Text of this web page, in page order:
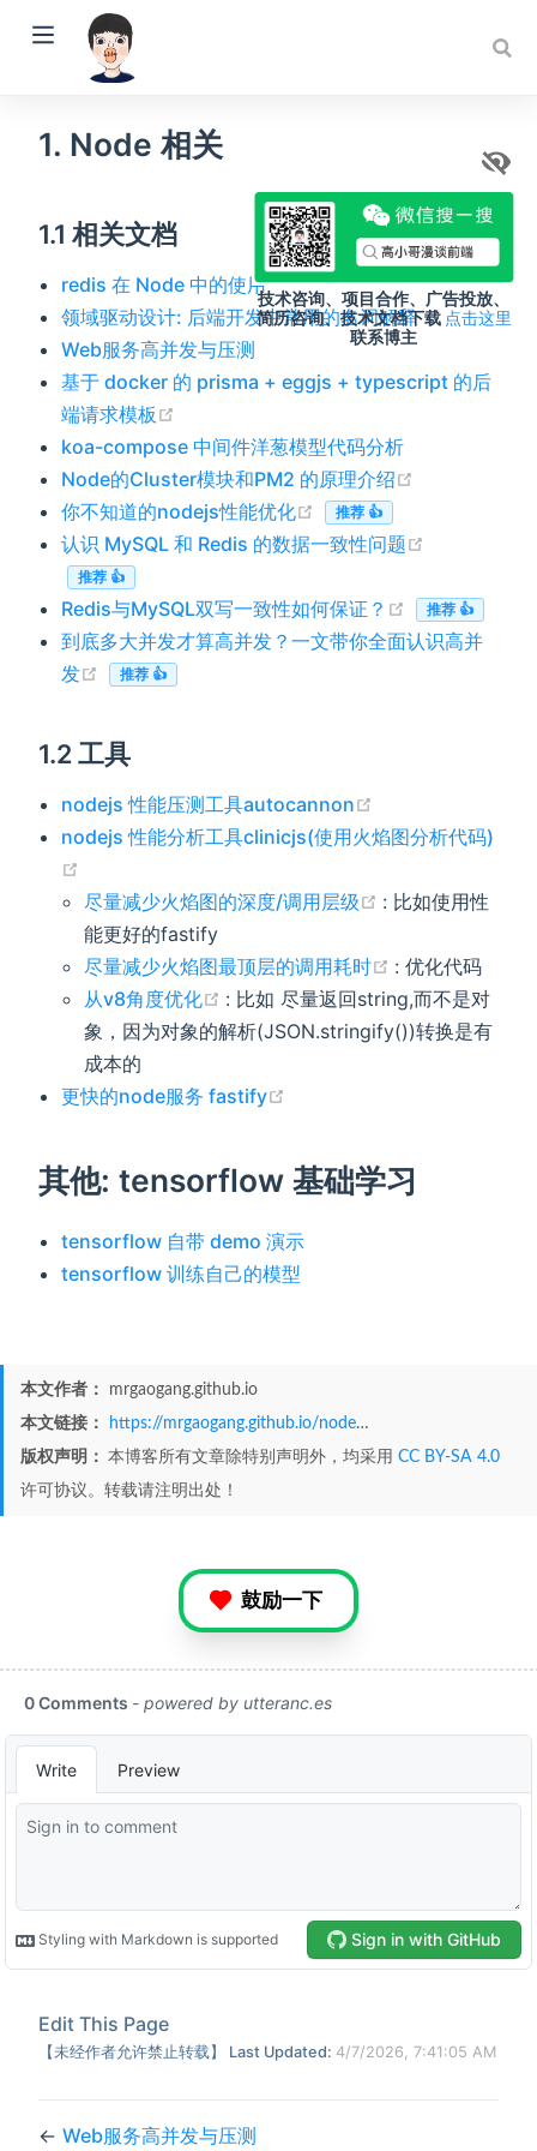
技术咨询、项目合作、广告投放、
简历咨询、技术文档下载 点击这里
联系博主
1. Node 相关
1.1 相关文档
redis 在 Node 中的使用
领域驱动设计: 后端开发中常用的名词解释
Web服务高并发与压测
基于 docker 的 prisma + eggjs + typescript 的后
端请求模板
koa-compose 中间件洋葱模型代码分析
Node的Cluster模块和PM2 的原理介绍
你不知道的nodejs性能优化
(opens new window)
推荐 👍
认识 MySQL 和 Redis 的数据一致性问题
推荐 👍
Redis与MySQL双写一致性如何保证？ (opens new
推荐 👍
到底多大并发才算高并发？一文带你全面认识高并
发
(opens new window)
推荐 👍
1.2 工具
nodejs 性能压测工具autocannon
nodejs 性能分析工具clinicjs(使用火焰图分析代码)
尽量减少火焰图的深度/调用层级
(opens new
: 比如使用性
能更好的fastify
尽量减少火焰图最顶层的调用耗时
(opens new
: 优化代码
从v8角度优化
(opens new window)
: 比如 尽量返回string,而不是对
象，因为对象的解析(JSON.stringify())转换是有
成本的
更快的node服务 fastify
其他: tensorflow 基础学习
tensorflow 自带 demo 演示
tensorflow 训练自己的模型
本文作者：
mrgaogang.github.io
本文链接：
https://mrgaogang.github.io/nodejs/
版权声明： 本博客所有文章除特别声明外，均采用 CC BY-SA 4.0
许可协议。转载请注明出处！
鼓励一下
Edit This Page
【未经作者允许禁止转载】 Last Updated: 4/7/2026, 7:41:05 AM
← Web服务高并发与压测